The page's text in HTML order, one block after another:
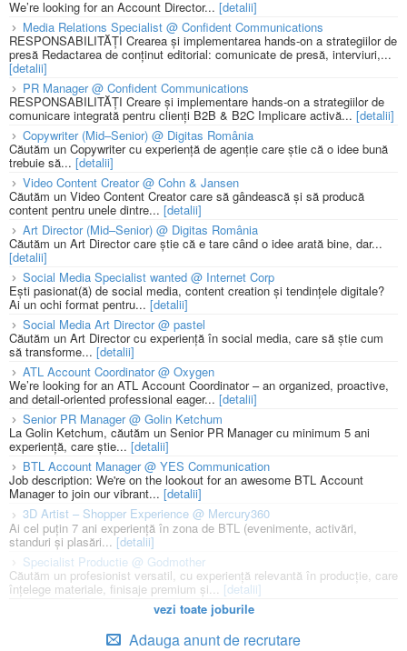
We’re looking for an Account Director... [detalii]
Media Relations Specialist @ Confident Communications
RESPONSABILITĂȚI Crearea și implementarea hands-on a strategiilor de
presă Redactarea de conținut editorial: comunicate de presă, interviuri,...
[detalii]
PR Manager @ Confident Communications
RESPONSABILITĂȚI Creare și implementare hands-on a strategiilor de
comunicare integrată pentru clienți B2B & B2C Implicare activă... [detalii]
Copywriter (Mid–Senior) @ Digitas România
Căutăm un Copywriter cu experiență de agenție care știe că o idee bună
trebuie să... [detalii]
Video Content Creator @ Cohn & Jansen
Căutăm un Video Content Creator care să gândească și să producă
content pentru unele dintre... [detalii]
Art Director (Mid–Senior) @ Digitas România
Căutăm un Art Director care știe că e tare când o idee arată bine, dar...
[detalii]
Social Media Specialist wanted @ Internet Corp
Ești pasionat(ă) de social media, content creation și tendințele digitale?
Ai un ochi format pentru... [detalii]
Social Media Art Director @ pastel
Căutăm un Art Director cu experiență în social media, care să știe cum
să transforme... [detalii]
ATL Account Coordinator @ Oxygen
We’re looking for an ATL Account Coordinator – an organized, proactive,
and detail-oriented professional eager... [detalii]
Senior PR Manager @ Golin Ketchum
La Golin Ketchum, căutăm un Senior PR Manager cu minimum 5 ani
experiență, care știe... [detalii]
BTL Account Manager @ YES Communication
Job description: We're on the lookout for an awesome BTL Account
Manager to join our vibrant... [detalii]
3D Artist – Shopper Experience @ Mercury360
Ai cel puțin 7 ani experiență în zona de BTL (evenimente, activări,
standuri și plasări...[detalii]
Specialist Productie @ Godmother
Căutăm un profesionist versatil, cu experiență relevantă în producție, care
înțelege materiale, finisaje premium și... [detalii]
vezi toate joburile
Adauga anunt de recrutare